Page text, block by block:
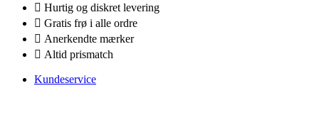
Hurtig og diskret levering
Gratis frø i alle ordre
Anerkendte mærker
Altid prismatch
Kundeservice